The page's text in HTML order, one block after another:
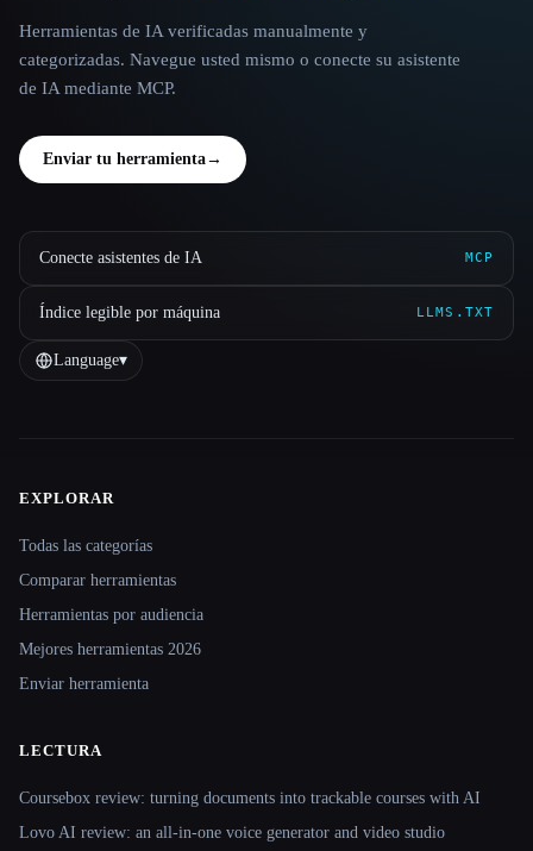
Herramientas de IA verificadas manualmente y
categorizadas. Navegue usted mismo o conecte su asistente
de IA mediante MCP.
Enviar tu herramienta→
Conecte asistentes de IA MCP
Índice legible por máquina LLMS.TXT
Language▾
Site navigation
EXPLORAR
Todas las categorías
Comparar herramientas
Herramientas por audiencia
Mejores herramientas 2026
Enviar herramienta
LECTURA
Coursebox review: turning documents into trackable courses with AI
Lovo AI review: an all-in-one voice generator and video studio